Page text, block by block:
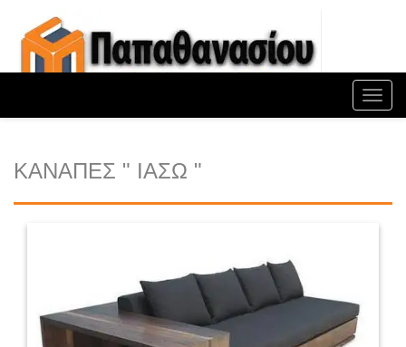
ΚΑΝΑΠΕΣ " ΙΑΣΩ "